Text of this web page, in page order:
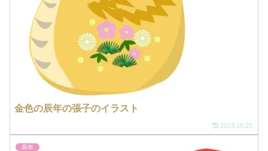
金色の辰年の張子のイラスト
2023.10.20
辰年